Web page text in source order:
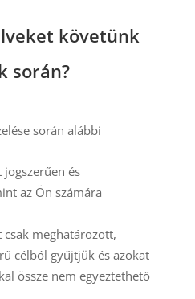
követünk
során?
során alábbi
jogszerűen és
az Ön számára
csak meghatározott,
célból gyűjtjük és azokat
össze nem egyeztethető